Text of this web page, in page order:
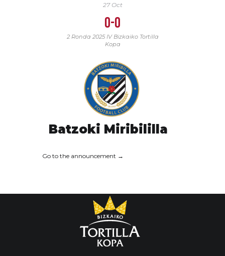
27 Oct
0-0
2 Ronda 2025 IV Bizkaiko Tortilla
Kopa
Batzoki Miribililla
Go to the announcement →